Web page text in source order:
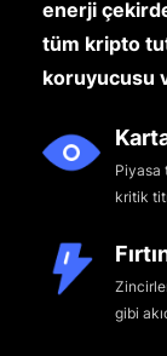
enerji
tüm kripto
koruyucusu
Piyasa
kritik
gibi